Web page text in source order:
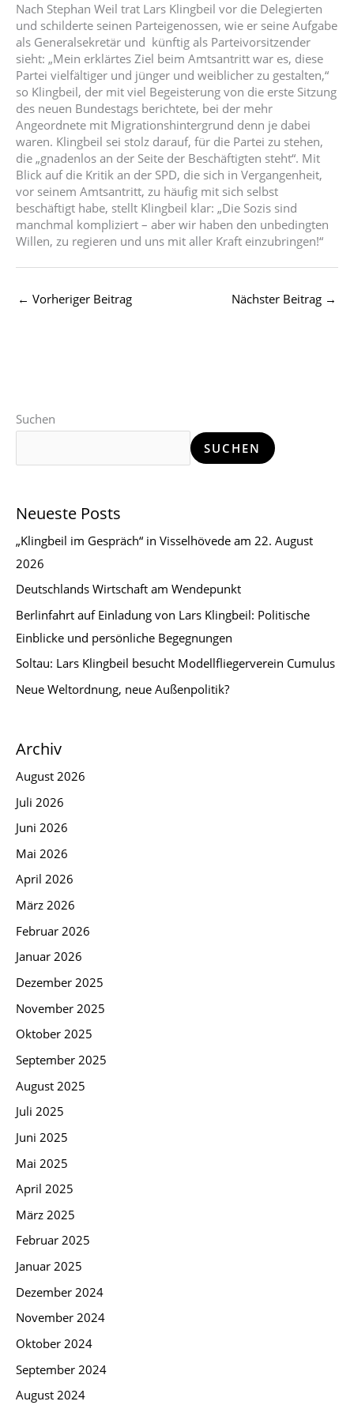
Nach Stephan Weil trat Lars Klingbeil vor die Delegierten
und schilderte seinen Parteigenossen, wie er seine Aufgabe
als Generalsekretär und künftig als Parteivorsitzender
sieht: „Mein erklärtes Ziel beim Amtsantritt war es, diese
Partei vielfältiger und jünger und weiblicher zu gestalten,“
so Klingbeil, der mit viel Begeisterung von die erste Sitzung
des neuen Bundestags berichtete, bei der mehr
Angeordnete mit Migrationshintergrund denn je dabei
waren. Klingbeil sei stolz darauf, für die Partei zu stehen,
die „gnadenlos an der Seite der Beschäftigten steht“. Mit
Blick auf die Kritik an der SPD, die sich in Vergangenheit,
vor seinem Amtsantritt, zu häufig mit sich selbst
beschäftigt habe, stellt Klingbeil klar: „Die Sozis sind
manchmal kompliziert – aber wir haben den unbedingten
Willen, zu regieren und uns mit aller Kraft einzubringen!“
← Vorheriger Beitrag Nächster Beitrag →
Suchen
SUCHEN
Neueste Posts
„Klingbeil im Gespräch“ in Visselhövede am 22. August
2026
Deutschlands Wirtschaft am Wendepunkt
Berlinfahrt auf Einladung von Lars Klingbeil: Politische
Einblicke und persönliche Begegnungen
Soltau: Lars Klingbeil besucht Modellfliegerverein Cumulus
Neue Weltordnung, neue Außenpolitik?
Archiv
August 2026
Juli 2026
Juni 2026
Mai 2026
April 2026
März 2026
Februar 2026
Januar 2026
Dezember 2025
November 2025
Oktober 2025
September 2025
August 2025
Juli 2025
Juni 2025
Mai 2025
April 2025
März 2025
Februar 2025
Januar 2025
Dezember 2024
November 2024
Oktober 2024
September 2024
August 2024